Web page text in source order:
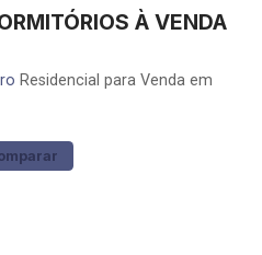
À VENDA
Residencial para Venda em